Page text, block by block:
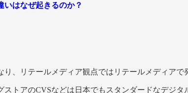
いはなぜ起きるのか？
、リテールメディア観点ではリテールメディアで
トアのCVSなどは日本でもスタンダードなデジ